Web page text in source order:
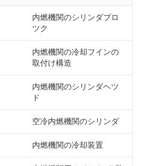
内燃機関のシリンダブロ
ツク
内燃機関の冷却フインの
取付け構造
内燃機関のシリンダヘツ
ド
空冷内燃機関のシリンダ
内燃機関の冷却装置